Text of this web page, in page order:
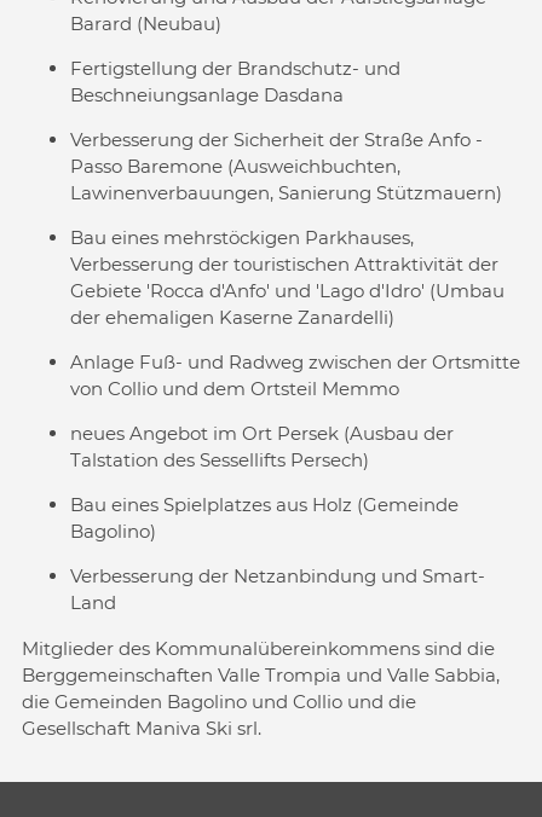
Barard (Neubau)
Fertigstellung der Brandschutz- und
Beschneiungsanlage Dasdana
Verbesserung der Sicherheit der Straße Anfo -
Passo Baremone (Ausweichbuchten,
Lawinenverbauungen, Sanierung Stützmauern)
Bau eines mehrstöckigen Parkhauses,
Verbesserung der touristischen Attraktivität der
Gebiete 'Rocca d'Anfo' und 'Lago d'Idro' (Umbau
der ehemaligen Kaserne Zanardelli)
Anlage Fuß- und Radweg zwischen der Ortsmitte
von Collio und dem Ortsteil Memmo
neues Angebot im Ort Persek (Ausbau der
Talstation des Sessellifts Persech)
Bau eines Spielplatzes aus Holz (Gemeinde
Bagolino)
Verbesserung der Netzanbindung und Smart-
Land
Mitglieder des Kommunalübereinkommens sind die
Berggemeinschaften Valle Trompia und Valle Sabbia,
die Gemeinden Bagolino und Collio und die
Gesellschaft Maniva Ski srl.